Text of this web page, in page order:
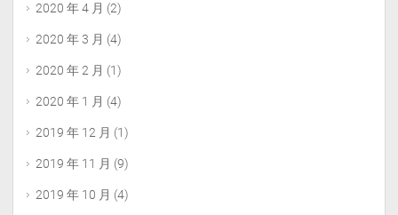
2020 年 4 月 (2)
2020 年 3 月 (4)
2020 年 2 月 (1)
2020 年 1 月 (4)
2019 年 12 月 (1)
2019 年 11 月 (9)
2019 年 10 月 (4)